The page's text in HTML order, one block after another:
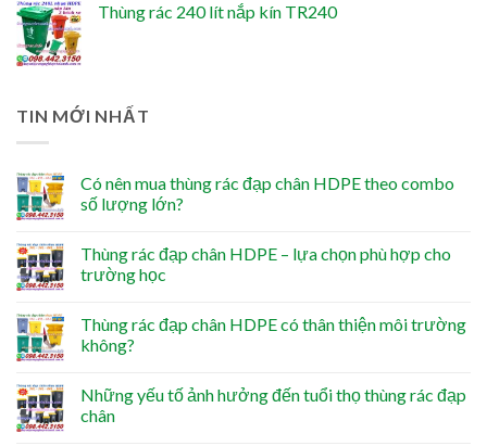
Thùng rác 240 lít nắp kín TR240
TIN MỚI NHẤT
Có nên mua thùng rác đạp chân HDPE theo combo
số lượng lớn?
Thùng rác đạp chân HDPE – lựa chọn phù hợp cho
trường học
Thùng rác đạp chân HDPE có thân thiện môi trường
không?
Những yếu tố ảnh hưởng đến tuổi thọ thùng rác đạp
chân